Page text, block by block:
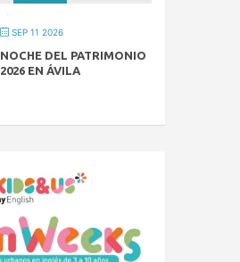
SEP 11 2026
NOCHE DEL PATRIMONIO
2026 EN ÁVILA